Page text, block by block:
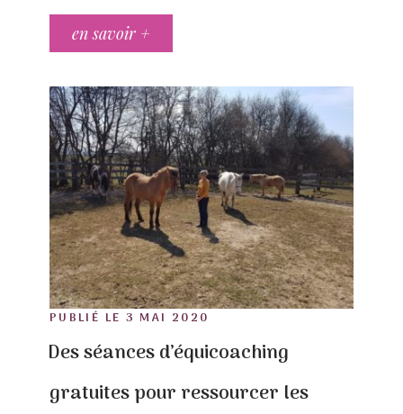
en savoir +
PUBLIÉ LE POSTED
3 MAI 2020
Des séances d’équicoaching
gratuites pour ressourcer les